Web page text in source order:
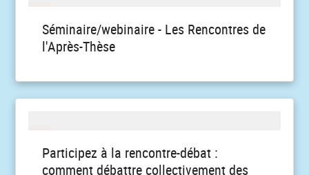
Séminaire/webinaire - Les Rencontres de
l'Après-Thèse
Participez à la rencontre-débat :
comment débattre collectivement des